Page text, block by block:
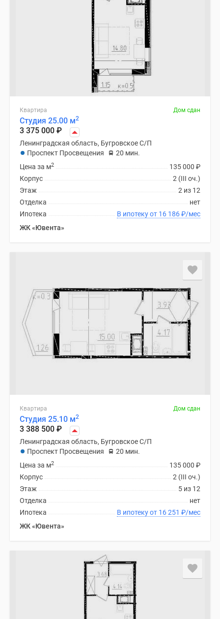
Квартира Дом сдан
Студия 25.00 м2
3 375 000 ₽
Ленинградская область, Бугровское С/П
Проспект Просвещения
20 мин.
135 000 ₽
Цена за м2
2 (III оч.)
Корпус
2 из 12
Этаж
нет
Отделка
В ипотеку от 16 186₽/мес
Ипотека
ЖК «Ювента»
Квартира Дом сдан
Студия 25.10 м2
3 388 500 ₽
Ленинградская область, Бугровское С/П
Проспект Просвещения
20 мин.
135 000 ₽
Цена за м2
2 (III оч.)
Корпус
5 из 12
Этаж
нет
Отделка
В ипотеку от 16 251 ₽/мес
Ипотека
ЖК «Ювента»